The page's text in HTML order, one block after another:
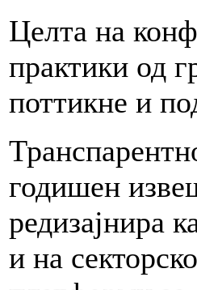
Целта на
практики од
поттикне и
годишен
редизајнира
и на